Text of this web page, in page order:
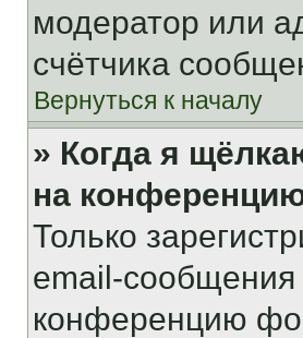
модератор или
счётчика
Вернуться к началу
» Когда я
на
Только
email-сообщения
конференцию